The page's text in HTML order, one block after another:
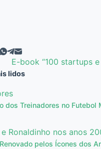
22/02/2019
E-book “100 startups
lidos
dos Treinadores no Futebol
pelos Ícones dos